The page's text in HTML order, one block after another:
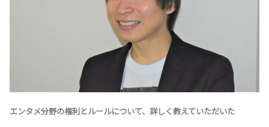
エンタメ分野の権利とルールについて、詳しく教えていただいた